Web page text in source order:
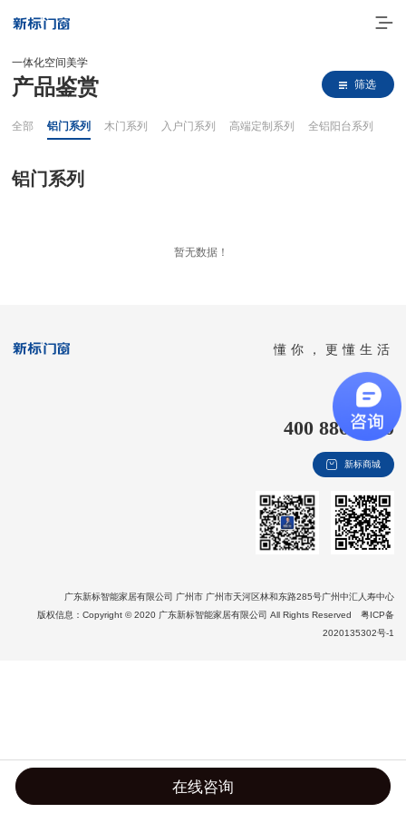
门窗实力派
一体化空间美学
产品鉴赏 筛选
全部 铝门系列 木门系列 入户门系列 高端定制系列 全铝阳台系列
铝门系列
暂无数据！
懂你，更懂生活
全国客服热线
400 8866 020
新标商城
广东新标智能家居有限公司 广州市 广州市天河区林和东路285号广州中汇人寿中心
版权信息：Copyright © 2020 广东新标智能家居有限公司 All Rights Reserved 粤ICP备
2020135302号-1
在线咨询